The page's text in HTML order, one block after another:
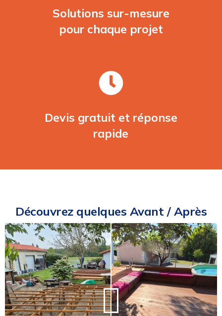
Solutions sur-mesure
pour chaque projet
Devis gratuit et réponse
rapide
Découvrez quelques Avant / Après